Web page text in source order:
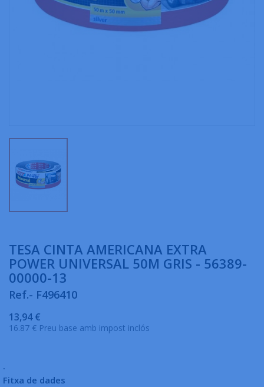
TESA CINTA AMERICANA EXTRA
POWER UNIVERSAL 50M GRIS - 56389-
00000-13
Ref.- F496410
13,94 €
16.87 € Preu base amb impost inclós
.
Fitxa de dades